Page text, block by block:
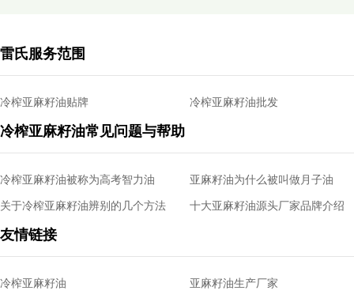
雷氏服务范围
冷榨亚麻籽油贴牌 冷榨亚麻籽油批发
冷榨亚麻籽油常见问题与帮助
冷榨亚麻籽油被称为高考智力油 亚麻籽油为什么被叫做月子油
关于冷榨亚麻籽油辨别的几个方法 十大亚麻籽油源头厂家品牌介绍
友情链接
冷榨亚麻籽油 亚麻籽油生产厂家